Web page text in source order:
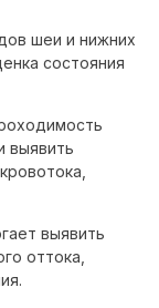
шеи и нижних
состояния
выявить
выявить
оттока,